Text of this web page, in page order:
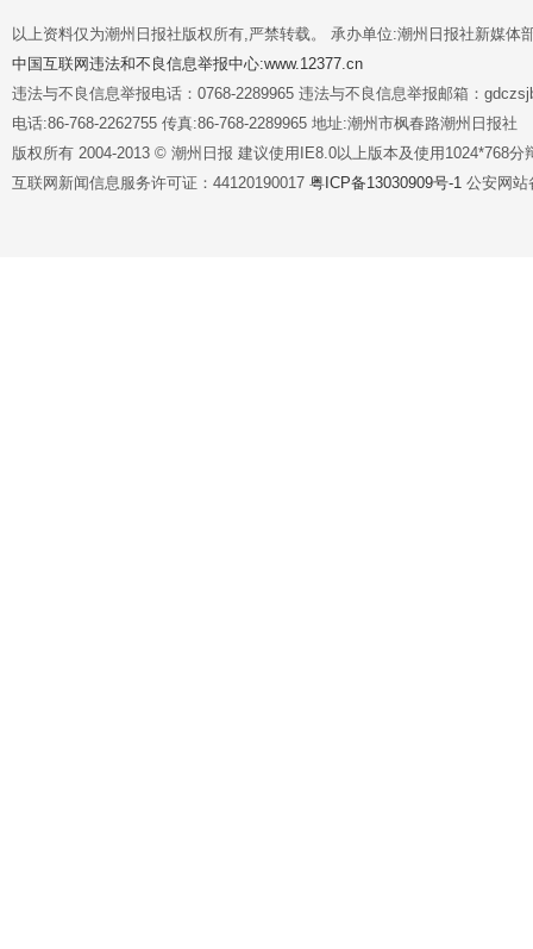
以上资料仅为潮州日报社版权所有,严禁转载。 承办单位:潮州日报社新媒体
中国互联网违法和不良信息举报中心:www.12377.cn
违法与不良信息举报电话：0768-2289965 违法与不良信息举报邮箱：
电话:86-768-2262755 传真:86-768-2289965 地址:潮州市枫春路潮州日报社
版权所有 2004-2013 © 潮州日报 建议使用IE8.0以上版本及使用1024*768分
互联网新闻信息服务许可证：44120190017 粤ICP备13030909号-1 公安网站